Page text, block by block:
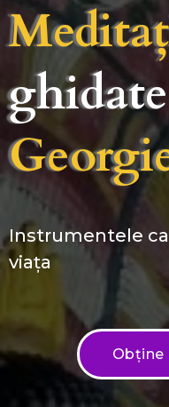
Instrumentele
viața
Obține